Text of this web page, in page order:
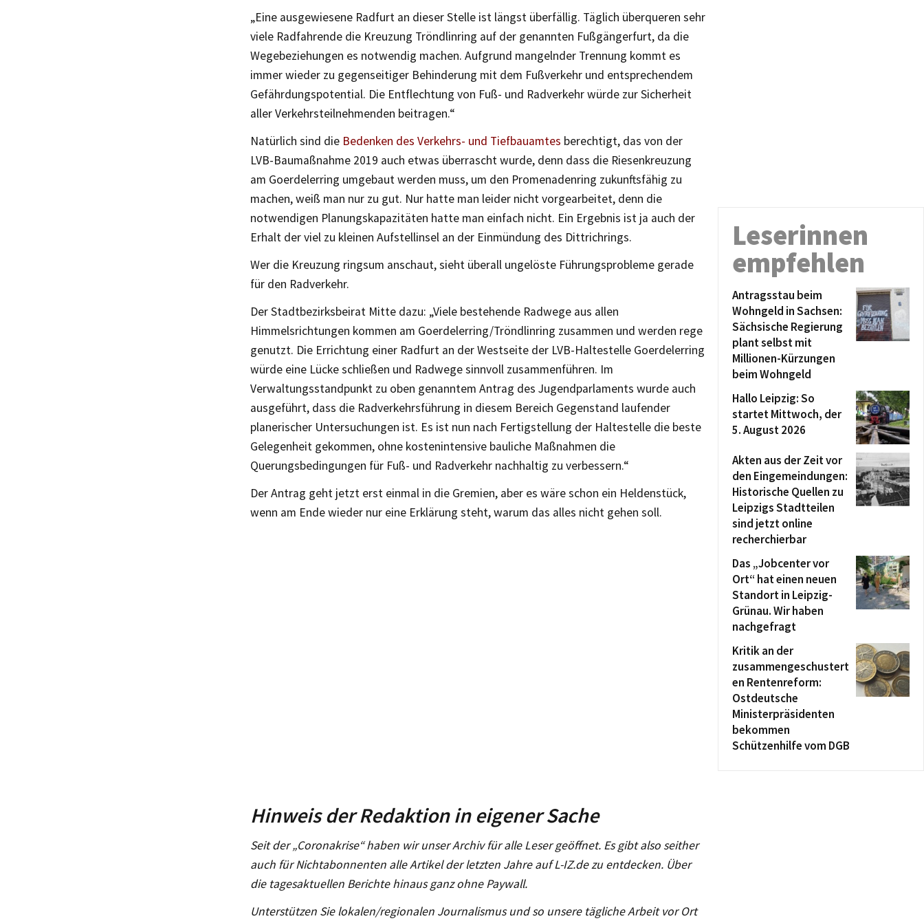
„Eine ausgewiesene Radfurt an dieser Stelle ist längst überfällig. Täglich überqueren sehr
viele Radfahrende die Kreuzung Tröndlinring auf der genannten Fußgängerfurt, da die
Wegebeziehungen es notwendig machen. Aufgrund mangelnder Trennung kommt es
immer wieder zu gegenseitiger Behinderung mit dem Fußverkehr und entsprechendem
Gefährdungspotential. Die Entflechtung von Fuß- und Radverkehr würde zur Sicherheit
aller Verkehrsteilnehmenden beitragen.“
Natürlich sind die Bedenken des Verkehrs- und Tiefbauamtes berechtigt, das von der
LVB-Baumaßnahme 2019 auch etwas überrascht wurde, denn dass die Riesenkreuzung
am Goerdelerring umgebaut werden muss, um den Promenadenring zukunftsfähig zu
machen, weiß man nur zu gut. Nur hatte man leider nicht vorgearbeitet, denn die
notwendigen Planungskapazitäten hatte man einfach nicht. Ein Ergebnis ist ja auch der
Erhalt der viel zu kleinen Aufstellinsel an der Einmündung des Dittrichrings.
Wer die Kreuzung ringsum anschaut, sieht überall ungelöste Führungsprobleme gerade
für den Radverkehr.
Der Stadtbezirksbeirat Mitte dazu: „Viele bestehende Radwege aus allen
Himmelsrichtungen kommen am Goerdelerring/Tröndlinring zusammen und werden rege
genutzt. Die Errichtung einer Radfurt an der Westseite der LVB-Haltestelle Goerdelerring
würde eine Lücke schließen und Radwege sinnvoll zusammenführen. Im
Verwaltungsstandpunkt zu oben genanntem Antrag des Jugendparlaments wurde auch
ausgeführt, dass die Radverkehrsführung in diesem Bereich Gegenstand laufender
planerischer Untersuchungen ist. Es ist nun nach Fertigstellung der Haltestelle die beste
Gelegenheit gekommen, ohne kostenintensive bauliche Maßnahmen die
Querungsbedingungen für Fuß- und Radverkehr nachhaltig zu verbessern.“
Der Antrag geht jetzt erst einmal in die Gremien, aber es wäre schon ein Heldenstück,
wenn am Ende wieder nur eine Erklärung steht, warum das alles nicht gehen soll.
Hinweis der Redaktion in eigener Sache
Seit der „Coronakrise“ haben wir unser Archiv für alle Leser geöffnet. Es gibt also seither
auch für Nichtabonnenten alle Artikel der letzten Jahre auf L-IZ.de zu entdecken. Über
die tagesaktuellen Berichte hinaus ganz ohne Paywall.
Unterstützen Sie lokalen/regionalen Journalismus und so unsere tägliche Arbeit vor Ort
Leserinnen
empfehlen
Antragsstau beim
Wohngeld in Sachsen:
Sächsische Regierung
plant selbst mit
Millionen-Kürzungen
beim Wohngeld
Hallo Leipzig: So
startet Mittwoch, der
5. August 2026
Akten aus der Zeit vor
den Eingemeindungen:
Historische Quellen zu
Leipzigs Stadtteilen
sind jetzt online
recherchierbar
Das „Jobcenter vor
Ort“ hat einen neuen
Standort in Leipzig-
Grünau. Wir haben
nachgefragt
Kritik an der
zusammengeschustert
en Rentenreform:
Ostdeutsche
Ministerpräsidenten
bekommen
Schützenhilfe vom DGB